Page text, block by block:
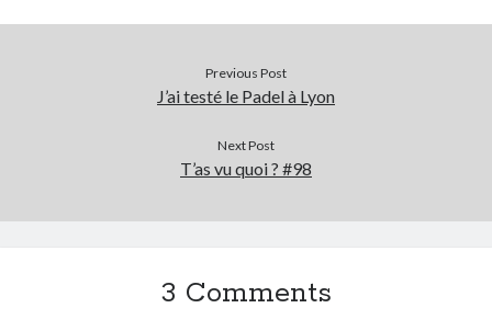
Previous Post
J’ai testé le Padel à Lyon
Next Post
T’as vu quoi ? #98
3 Comments